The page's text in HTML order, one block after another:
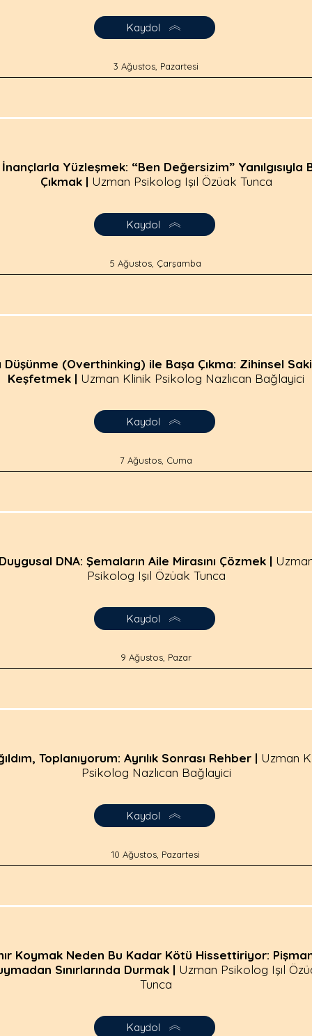
Kaydol
3 Ağustos, Pazartesi
Yüzleşmek: “Ben Değersizim” Yanılgısıyla
Çıkmak | Uzman Psikolog Işıl Özüak Tunca
Kaydol
5 Ağustos, Çarşamba
Düşünme (Overthinking) ile Başa Çıkma: Zihinsel
Keşfetmek | Uzman Klinik Psikolog Nazlıcan Bağlayici
Kaydol
7 Ağustos, Cuma
DNA: Şemaların Aile Mirasını Çözmek |
Psikolog Işıl Özüak Tunca
Kaydol
9 Ağustos, Pazar
Toplanıyorum: Ayrılık Sonrası Rehber | Uzman
Psikolog Nazlıcan Bağlayici
Kaydol
10 Ağustos, Pazartesi
Koymak Neden Bu Kadar Kötü Hissettiriyor:
Sınırlarında Durmak | Uzman Psikolog Işıl
Tunca
Kaydol